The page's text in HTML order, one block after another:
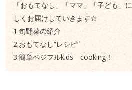
「おもてなし」「ママ」「子ども」
しくお届けしていきます☆
1.旬野菜の紹介
2.おもてなし“レシピ”
3.簡単ベジフルkids cooking！